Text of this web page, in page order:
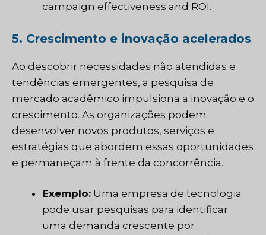
campaign effectiveness and ROI.
5. Crescimento e inovação acelerados
Ao descobrir necessidades não atendidas e
tendências emergentes, a pesquisa de
mercado acadêmico impulsiona a inovação e o
crescimento. As organizações podem
desenvolver novos produtos, serviços e
estratégias que abordem essas oportunidades
e permaneçam à frente da concorrência.
Exemplo: Uma empresa de tecnologia
pode usar pesquisas para identificar
uma demanda crescente por